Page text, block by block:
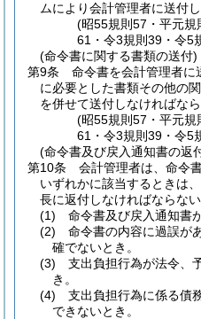
ムにより会計管理者に送付
(昭55規則57・平元規
61・令3規則39・令5
(命令書に関する書類の送付)
第9条
命令書を会計管理者に
に必要とした書類その他の
を併せて送付しなければなら
(昭55規則57・平元規
61・令3規則39・令5
(命令書及び戻入通知書の返
第10条
会計管理者は、命令
いずれかに該当するときは
長に返付しなければならない
(1)
命令書及び戻入通知書
(2)
命令書の内容に過誤が
確でないとき。
(3)
支出負担行為が法令、
き。
(4)
支出負担行為に係る債
できないとき。